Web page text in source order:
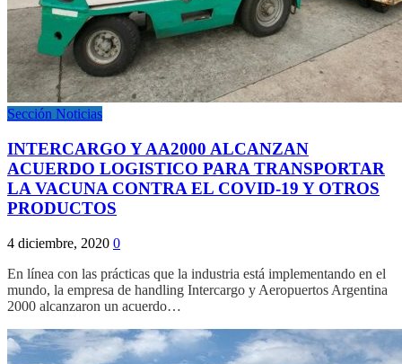
Sección Noticias
INTERCARGO Y AA2000 ALCANZAN
ACUERDO LOGISTICO PARA TRANSPORTAR
LA VACUNA CONTRA EL COVID-19 Y OTROS
PRODUCTOS
4 diciembre, 2020 0
En línea con las prácticas que la industria está implementando en el
mundo, la empresa de handling Intercargo y Aeropuertos Argentina
2000 alcanzaron un acuerdo…